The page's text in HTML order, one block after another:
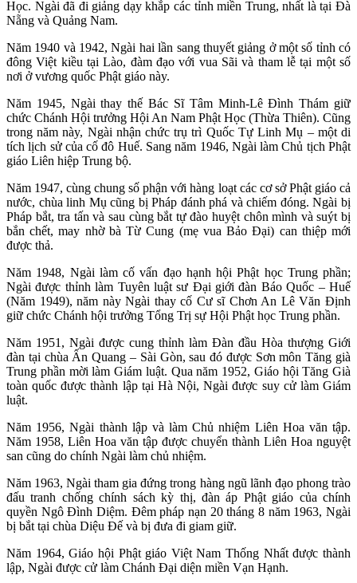
Học. Ngài đã đi giảng dạy khắp các tỉnh miền Trung, nhất là tại Đà
Nẵng và Quảng Nam.
Năm 1940 và 1942, Ngài hai lần sang thuyết giảng ở một số tỉnh có
đông Việt kiều tại Lào, đàm đạo với vua Sãi và tham lễ tại một số
nơi ở vương quốc Phật giáo này.
Năm 1945, Ngài thay thế Bác Sĩ Tâm Minh-Lê Đình Thám giữ
chức Chánh Hội trưởng Hội An Nam Phật Học (Thừa Thiên). Cũng
trong năm này, Ngài nhận chức trụ trì Quốc Tự Linh Mụ – một di
tích lịch sử của cố đô Huế. Sang năm 1946, Ngài làm Chủ tịch Phật
giáo Liên hiệp Trung bộ.
Năm 1947, cùng chung số phận với hàng loạt các cơ sở Phật giáo cả
nước, chùa linh Mụ cũng bị Pháp đánh phá và chiếm đóng. Ngài bị
Pháp bắt, tra tấn và sau cùng bắt tự đào huyệt chôn mình và suýt bị
bắn chết, may nhờ bà Từ Cung (mẹ vua Bảo Đại) can thiệp mới
được thả.
Năm 1948, Ngài làm cố vấn đạo hạnh hội Phật học Trung phần;
Ngài được thỉnh làm Tuyên luật sư Đại giới đàn Báo Quốc – Huế
(Năm 1949), năm này Ngài thay cố Cư sĩ Chơn An Lê Văn Định
giữ chức Chánh hội trưởng Tổng Trị sự Hội Phật học Trung phần.
Năm 1951, Ngài được cung thỉnh làm Đàn đầu Hòa thượng Giới
đàn tại chùa Ấn Quang – Sài Gòn, sau đó được Sơn môn Tăng già
Trung phần mời làm Giám luật. Qua năm 1952, Giáo hội Tăng Già
toàn quốc được thành lập tại Hà Nội, Ngài được suy cử làm Giám
luật.
Năm 1956, Ngài thành lập và làm Chủ nhiệm Liên Hoa văn tập.
Năm 1958, Liên Hoa văn tập được chuyển thành Liên Hoa nguyệt
san cũng do chính Ngài làm chủ nhiệm.
Năm 1963, Ngài tham gia đứng trong hàng ngũ lãnh đạo phong trào
đấu tranh chống chính sách kỳ thị, đàn áp Phật giáo của chính
quyền Ngô Đình Diệm. Đêm pháp nạn 20 tháng 8 năm 1963, Ngài
bị bắt tại chùa Diệu Đế và bị đưa đi giam giữ.
Năm 1964, Giáo hội Phật giáo Việt Nam Thống Nhất được thành
lập, Ngài được cử làm Chánh Đại diện miền Vạn Hạnh.